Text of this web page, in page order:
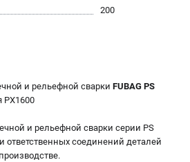
(САНКТ-ПЕТЕРБУРГ)
317-60-57
на сайте не является публичной
200
и рельефной сварки FUBAG PS
PX1600
и рельефной сварки серии PS
ответственных соединений деталей